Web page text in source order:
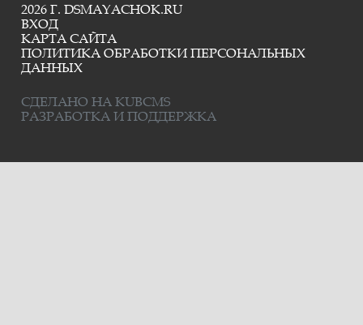
2026 Г. DSMAYACHOK.RU
ВХОД
КАРТА САЙТА
ПОЛИТИКА ОБРАБОТКИ ПЕРСОНАЛЬНЫХ
ДАННЫХ
СДЕЛАНО НА KUBCMS
РАЗРАБОТКА И ПОДДЕРЖКА